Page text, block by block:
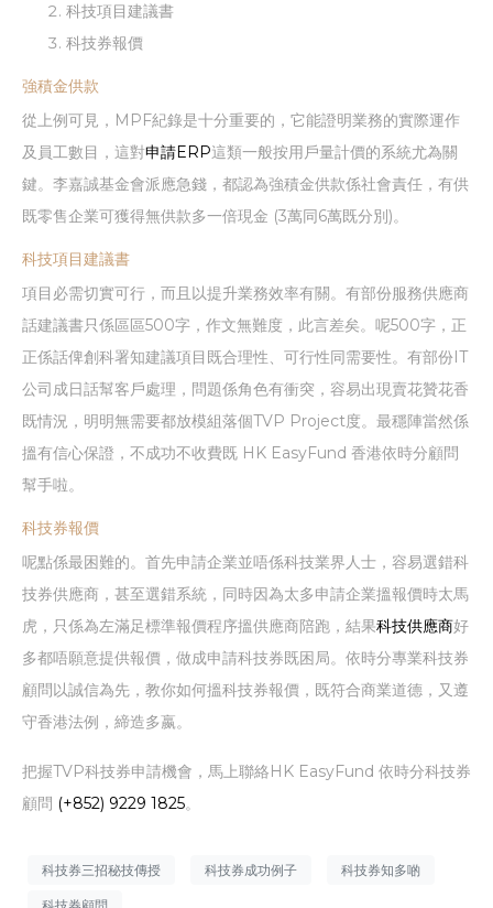
科技項目建議書
科技券報價
強積金供款
從上例可見，MPF紀錄是十分重要的，它能證明業務的實際運作
及員工數目，這對申請ERP這類一般按用戶量計價的系統尤為關
鍵。李嘉誠基金會派應急錢，都認為強積金供款係社會責任，有供
既零售企業可獲得無供款多一倍現金 (3萬同6萬既分別)。
科技項目建議書
項目必需切實可行，而且以提升業務效率有關。有部份服務供應商
話建議書只係區區500字，作文無難度，此言差矣。呢500字，正
正係話俾創科署知建議項目既合理性、可行性同需要性。有部份IT
公司成日話幫客戶處理，問題係角色有衝突，容易出現賣花贊花香
既情況，明明無需要都放模組落個TVP Project度。最穩陣當然係
搵有信心保證，不成功不收費既 HK EasyFund 香港依時分顧問
幫手啦。
科技券報價
呢點係最困難的。首先申請企業並唔係科技業界人士，容易選錯科
技券供應商，甚至選錯系統，同時因為太多申請企業搵報價時太馬
虎，只係為左滿足標準報價程序搵供應商陪跑，結果科技供應商好
多都唔願意提供報價，做成申請科技券既困局。依時分專業科技券
顧問以誠信為先，教你如何搵科技券報價，既符合商業道德，又遵
守香港法例，締造多嬴。
把握TVP科技券申請機會，馬上聯絡HK EasyFund 依時分科技券
顧問 (+852) 9229 1825。
科技券三招秘技傳授 科技券成功例子 科技券知多啲